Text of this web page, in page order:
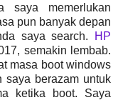
saya memerlukan
pun banyak depan
saya search.
HP
semakin lembab.
masa boot windows
saya berazam untuk
ketika boot. Saya